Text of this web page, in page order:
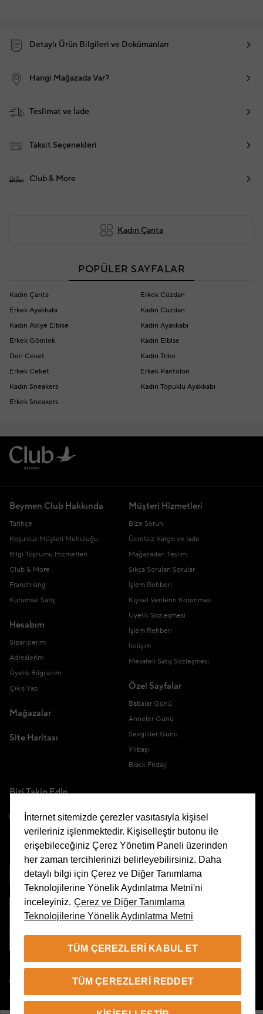
Detaylı Ürün Bilgileri ve Dokümanları
Hangi Mağazada Var?
Teslimat ve İade
Taksit Seçenekleri
Club & More
Kadın Çanta
POPÜLER SAYFALAR
Kadın Çanta
Erkek Cüzdan
Erkek Ayakkabı
Kadın Cüzdan
Kadın Abiye Elbise
Kadın Ayakkabı
Erkek Gömlek
Kadın Elbise
Deri Ceket
Kadın Triko
Erkek Ceket
Erkek Pantolon
Kadın Sneakers
Kadın Topuklu Ayakkabı
Erkek Sneakers
Beymen Club Hakkında
Tarihçe
Koşulsuz Müşteri Mutluluğu
Bilgi Toplumu Hizmetleri
Club & More
Franchising
Kurumsal Satış
Hesabım
Siparişlerim
Adreslerim
Üyelik Bilgilerim
Çıkış Yap
Mağazalar
Site Haritası
Müşteri Hizmetleri
Bize Sorun
Ücretsiz Kargo ve İade
Mağazadan Teslim
Sıkça Sorulan Sorular
İşlem Rehberi
Kişisel Verilerin Korunması
Üyelik Sözleşmesi
İşlem Rehberi
İletişim
Mesafeli Satış Sözleşmesi
Özel Sayfalar
Babalar Günü
Anneler Günü
Sevgililer Günü
Yılbaşı
Black Friday
Bizi Takip Edin
Uygulamamızı İndirin
© 2026 Beymen Tüm Hakları Saklıdır
İnternet sitemizde çerezler vasıtasıyla kişisel
verileriniz işlenmektedir. Kişiselleştir butonu ile
erişebileceğiniz Çerez Yönetim Paneli üzerinden
her zaman tercihlerinizi belirleyebilirsiniz. Daha
detaylı bilgi için Çerez ve Diğer Tanımlama
Teknolojilerine Yönelik Aydınlatma Metni'ni
inceleyiniz. Çerez ve Diğer Tanımlama
Teknolojilerine Yönelik Aydınlatma Metni
TÜM ÇEREZLERI KABUL ET
TÜM ÇEREZLERI REDDET